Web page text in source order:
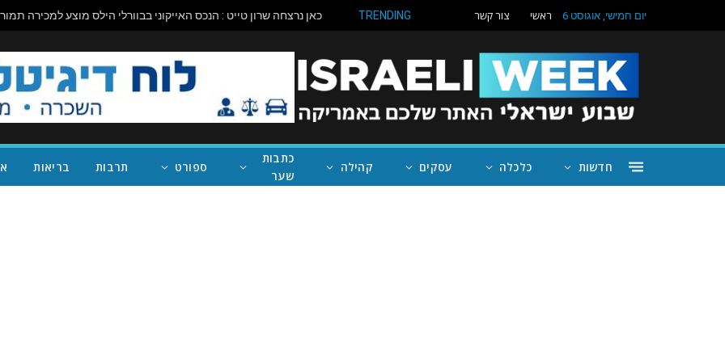
יום חמישי, אוגוסט 6 ראשי צור קשר TRENDING
חדשות כלכלה עסקים קהילה
כתבות
שער
ספורט תרבות בריאות